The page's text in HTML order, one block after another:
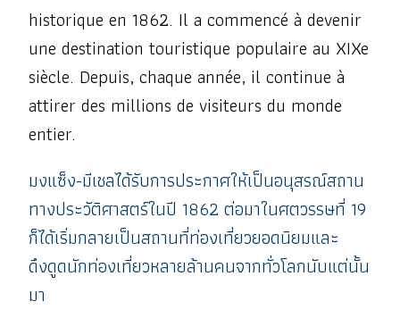
historique en 1862. Il a commencé à devenir
une destination touristique populaire au XIXe
siècle. Depuis, chaque année, il continue à
attirer des millions de visiteurs du monde
entier.
มงแซ็ง-มีเชลได้รับการประกาศให้เป็นอนุสรณ์สถาน
ทางประวัติศาสตร์ในปี 1862 ต่อมาในศตวรรษที่ 19
ก็ได้เริ่มกลายเป็นสถานที่ท่องเที่ยวยอดนิยมและ
ดึงดูดนักท่องเที่ยวหลายล้านคนจากทั่วโลกนับแต่นั้น
มา